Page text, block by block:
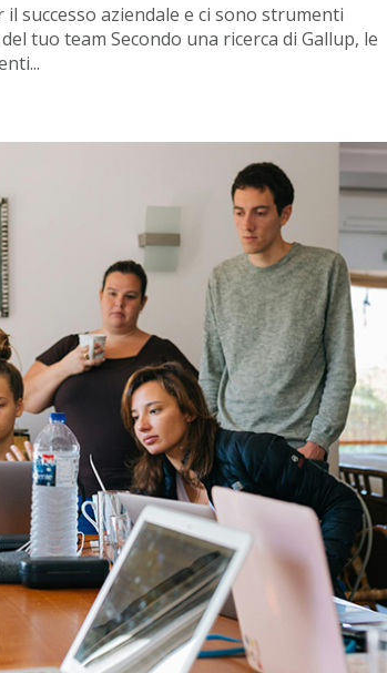
successo aziendale e ci sono strumenti
tuo team Secondo una ricerca di Gallup, le